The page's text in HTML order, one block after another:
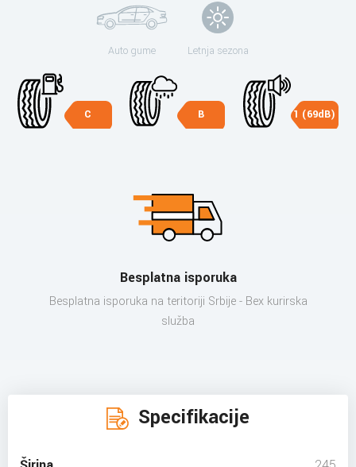
Auto gume Letnja sezona
C B 1 (69dB)
Besplatna isporuka
Besplatna isporuka na teritoriji Srbije - Bex kurirska
služba
Specifikacije